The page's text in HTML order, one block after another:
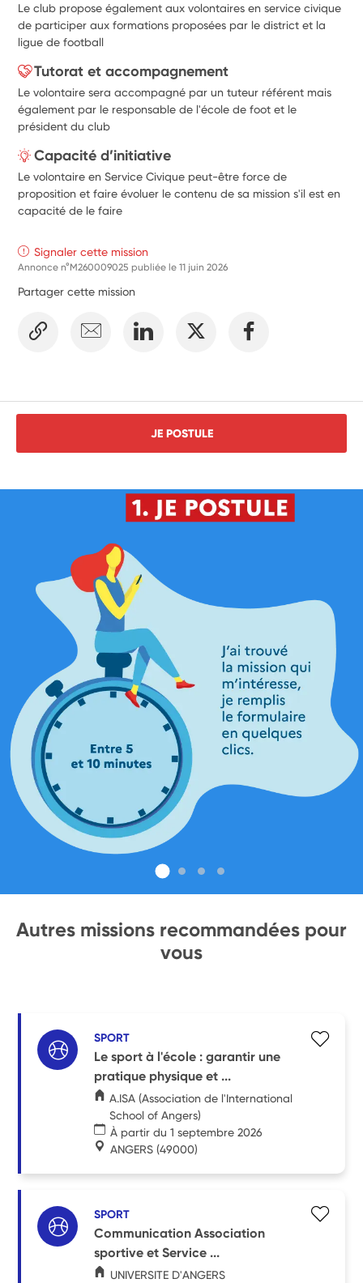
Le club propose également aux volontaires en service civique
de participer aux formations proposées par le district et la
ligue de football
Tutorat et accompagnement
Le volontaire sera accompagné par un tuteur référent mais
également par le responsable de l'école de foot et le
président du club
Capacité d’initiative
Le volontaire en Service Civique peut-être force de
proposition et faire évoluer le contenu de sa mission s'il est en
capacité de le faire
Signaler cette mission
Annonce n°M260009025 publiée le11 juin 2026
Partager cette mission
JE POSTULE
Autres missions recommandées pour
vous
SPORT
Le sport à l'école : garantir une
pratique physique et ...
A.ISA (Association de l'International
School of Angers)
À partir du 1 septembre 2026
ANGERS (49000)
SPORT
Communication Association
sportive et Service ...
UNIVERSITE D'ANGERS